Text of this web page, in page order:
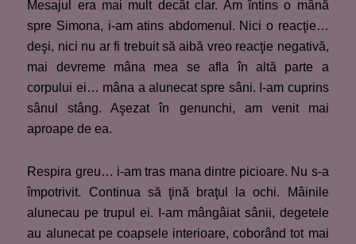
Mesajul era mai mult decât clar. Am întins o mână
spre Simona, i-am atins abdomenul. Nici o reacţie…
deşi, nici nu ar fi trebuit să aibă vreo reacţie negativă,
mai devreme mâna mea se afla în altă parte a
corpului ei… mâna a alunecat spre sâni. I-am cuprins
sânul stâng. Aşezat în genunchi, am venit mai
aproape de ea.
Respira greu… i-am tras mana dintre picioare. Nu s-a
împotrivit. Continua să ţină braţul la ochi. Mâinile
alunecau pe trupul ei. I-am mângâiat sânii, degetele
au alunecat pe coapsele interioare, coborând tot mai